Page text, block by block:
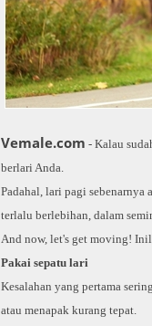
Vemale.com - Kalau
berlari Anda.
Padahal, lari pagi sebenarnya
terlalu berlebihan, dalam
And now, let's get moving!
Pakai sepatu lari
Kesalahan yang pertama
atau menapak kurang tepat.